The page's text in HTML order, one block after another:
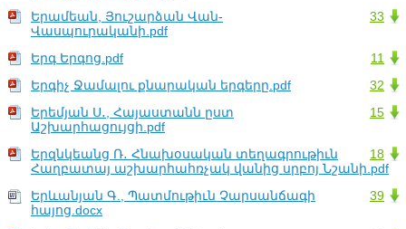
33
Երամեան, Յուշարձան Վան-
Վասպուրականի.pdf
11
Երգ Երգոց.pdf
32
Երգիչ Ջամալու քնարական երգերը.pdf
15
Երեմյան Ս․, Հայաստանն ըստ
Աշխարհացույցի.pdf
18
Երզնկեանց Ռ․ Հնախօսական տեղագրութիւն
Հաղբատայ աշխարհահռչակ վանից սրբոյ Նշանի.pdf
39
Երևանյան Գ., Պատմութիւն Չարսանճագի
հայոց.docx